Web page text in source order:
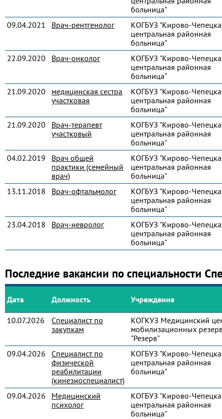
больница"
09.04.2021
Врач-рентгенолог
КОГБУЗ "Кирово-
центральная районная
больница"
22.09.2020
Врач-онколог
КОГБУЗ "Кирово-
центральная районная
больница"
21.09.2020
медицинская сестра
участковая
КОГБУЗ "Кирово-
центральная районная
больница"
21.09.2020
Врач-терапевт
участковый
КОГБУЗ "Кирово-
центральная районная
больница"
04.02.2019
Врач общей
практики (семейный
врач)
КОГБУЗ "Кирово-
центральная районная
больница"
13.11.2018
Врач-офтальмолог
КОГБУЗ "Кирово-
центральная районная
больница"
23.04.2018
Врач-невролог
КОГБУЗ "Кирово-
центральная районная
больница"
Последние вакансии по специальности
Дата Должность Учреждение
10.07.2026
Специалист по
закупкам
КОГКУЗ Медицинский
мобилизационных
"Резерв"
09.04.2026
Специалист по
физической
реабилитации
(кинезиоспециалист)
КОГБУЗ "Кирово-
центральная районная
больница"
09.04.2026
Медицинский
психолог
КОГБУЗ "Кирово-
центральная районная
больница"